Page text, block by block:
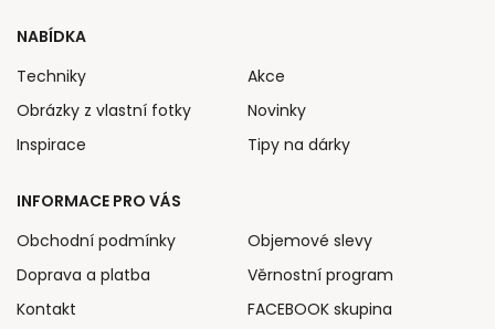
NABÍDKA
Techniky
Obrázky z vlastní fotky
Inspirace
Akce
Novinky
Tipy na dárky
INFORMACE PRO VÁS
Obchodní podmínky
Doprava a platba
Kontakt
Objemové slevy
Věrnostní program
FACEBOOK skupina